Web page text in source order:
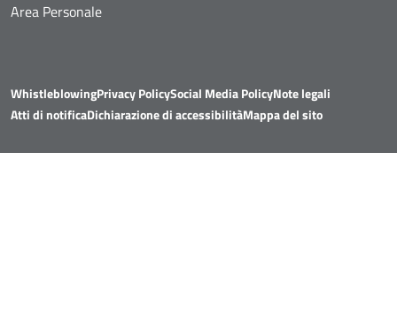
Area Personale
WhistleblowingPrivacy PolicySocial Media PolicyNote legali
Atti di notificaDichiarazione di accessibilitàMappa del sito